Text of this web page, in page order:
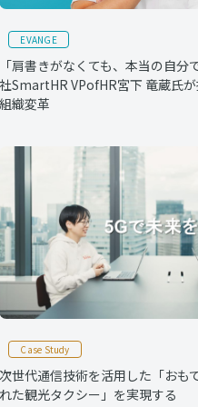
EVANGE
「肩書きがなくても、本当の自
社SmartHR VPofHR宮下 竜蔵氏
組織変革
Case Study
次世代通信技術を活用した「おも
れた観光タクシー」を実現する